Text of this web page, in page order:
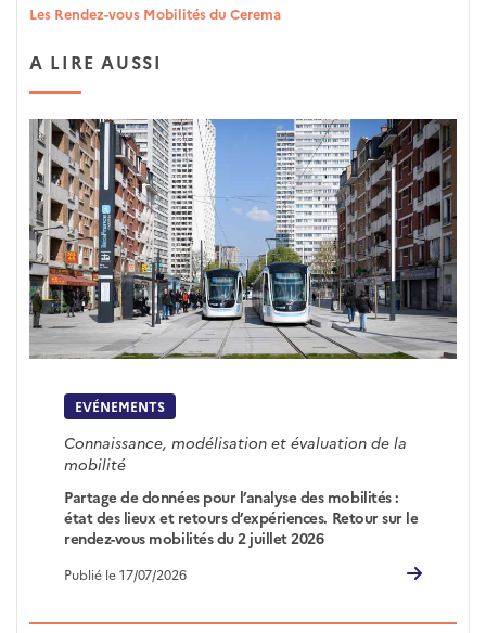
Les Rendez-vous Mobilités du Cerema
A LIRE AUSSI
EVÉNEMENTS
Connaissance, modélisation et évaluation de la
mobilité
Partage de données pour l’analyse des mobilités :
état des lieux et retours d’expériences. Retour sur le
rendez-vous mobilités du 2 juillet 2026
Publié le 17/07/2026